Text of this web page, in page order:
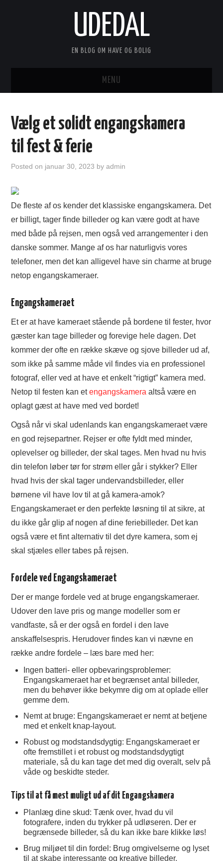
UDEDAL
EN BLOG OM HAVE OG BOLIG
MENU
ANNONCERING
Vælg et solidt engangskamera
til fest & ferie
Posted on januar 30, 2023 byadmin
De fleste af os kender det klassiske engangskamera. Det
er billigt, tager finde billeder og kan være godt at have
med både på rejsen, men også ved arrangementer i den
danske sommer. Mange af os har naturligvis vores
telefoner, men det kan alligevel have sin charme at bruge
netop engangskameraer.
Engangskameraet
Et er at have kameraet stående på bordene til fester, hvor
gæster kan tage billeder og forevige hele dagen. Det
kommer der ofte en række skæve og sjove billeder ud af,
som ikke på samme måde vil findes via en professionel
fotograf, eller ved at have et enkelt “rigtigt” kamera med.
Netop til festen kan etengangskamera altså være en
oplagt gæst at have med ved bordet!
Også når vi skal udenlands kan engangskameraet være
en god rejsepartner. Rejser er ofte fyldt med minder,
oplevelser og billeder, der skal tages. Men hvad nu hvis
din telefon løber tør for strøm eller går i stykker? Eller
hvad hvis der skal tager undervandsbilleder, eller
børnene vil have lov til at gå kamera-amok?
Engangskameraet er den perfekte løsning til at sikre, at
du ikke går glip af nogen af dine feriebilleder. Det kan
også være et fint alternativ til det dyre kamera, som ej
skal stjæles eller tabes på rejsen.
Fordele ved Engangskameraet
Der er mange fordele ved at bruge engangskameraer.
Udover den lave pris og mange modeller som er
vandfaste, så er der også en fordel i den lave
anskaffelsespris. Herudover findes kan vi nævne en
række andre fordele – læs bare med her:
Ingen batteri- eller opbevaringsproblemer:
Engangskameraet har et begrænset antal billeder,
men du behøver ikke bekymre dig om at oplade eller
gemme dem.
Nemt at bruge: Engangskameraet er nemt at betjene
med et enkelt knap-layout.
Robust og modstandsdygtig: Engangskameraet er
ofte fremstillet i et robust og modstandsdygtigt
materiale, så du kan tage det med dig overalt, selv på
våde og beskidte steder.
Tips til at få mest muligt ud af dit Engangskamera
Planlæg dine skud: Tænk over, hvad du vil
fotografere, inden du trykker på udløseren. Der er
begrænsede billeder, så du kan ikke bare klikke løs!
Brug miljøet til din fordel: Brug omgivelserne og lyset
til at skabe interessante og kreative billeder.